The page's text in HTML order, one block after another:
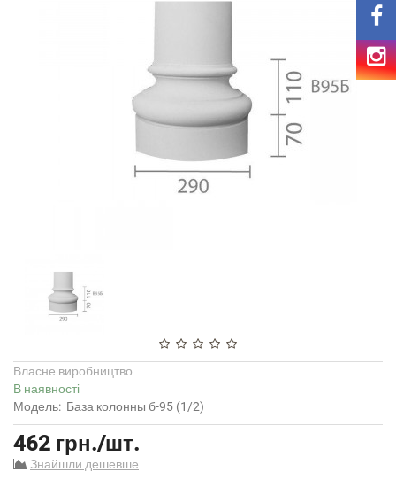
Власне виробництво
В наявності
Модель: База колонны б-95 (1/2)
462 грн./шт.
Знайшли дешевше